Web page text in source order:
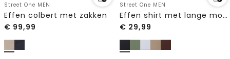
Street One MEN
Effen colbert met zakken
€ 99,99
Street One MEN
Effen shirt met lange mouwen en ronde hals
€ 29,99